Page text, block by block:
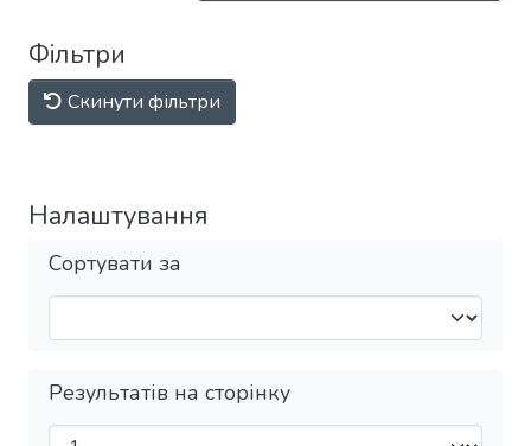
Фільтри
Скинути фільтри
Налаштування
Сортувати за
Результатів на сторінку